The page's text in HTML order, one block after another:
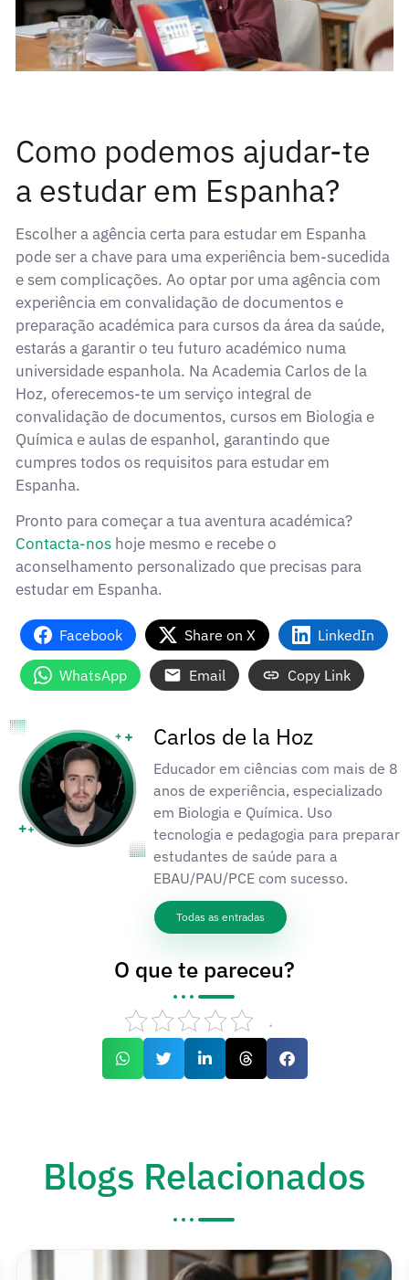
Como podemos ajudar-te
a estudar em Espanha?
Escolher a agência certa para estudar em Espanha
pode ser a chave para uma experiência bem-sucedida
e sem complicações. Ao optar por uma agência com
experiência em convalidação de documentos e
preparação académica para cursos da área da saúde,
estarás a garantir o teu futuro académico numa
universidade espanhola. Na Academia Carlos de la
Hoz, oferecemos-te um serviço integral de
convalidação de documentos, cursos em Biologia e
Químicae aulas de espanhol, garantindo que
cumpres todos os requisitos para estudar em
Espanha.
Pronto para começar a tua aventura académica?
Contacta-nos hoje mesmo e recebe o
aconselhamento personalizado que precisas para
estudar em Espanha.
Facebook Share on X LinkedIn
WhatsApp Email Copy Link
Carlos de la Hoz
Educador em ciências com mais de 8
anos de experiência, especializado
em Biologia e Química. Uso
tecnologia e pedagogia para preparar
estudantes de saúde para a
EBAU/PAU/PCE com sucesso.
Todas as entradas
O que te pareceu?
.
Blogs Relacionados